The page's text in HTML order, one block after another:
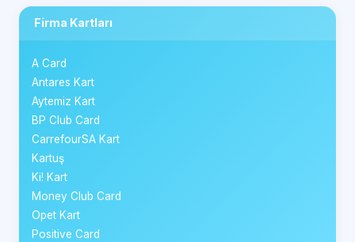
Firma Kartları
A Card
Antares Kart
Aytemiz Kart
BP Club Card
CarrefourSA Kart
Kartuş
Ki! Kart
Money Club Card
Opet Kart
Positive Card